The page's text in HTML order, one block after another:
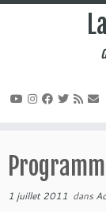
au
contenu
1 juillet 2011 dans